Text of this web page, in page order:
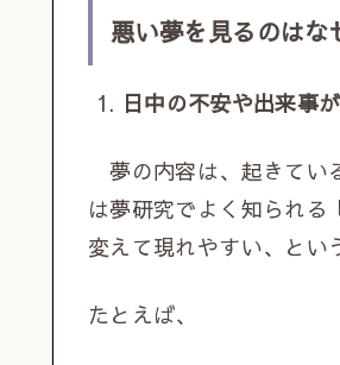
悪い夢を見るのはな
日中の不安や出来事
夢の内容は、起きてい
は夢研究でよく知られる
変えて現れやすい、とい
たとえば、